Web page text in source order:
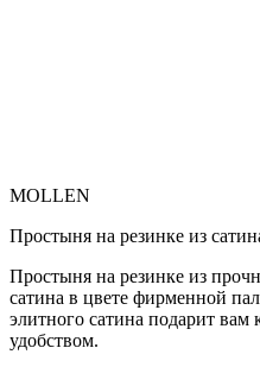
MOLLEN
Простыня на резинке из
Простыня на резинке из
сатина в цвете фирменной
элитного сатина подарит вам
удобством.